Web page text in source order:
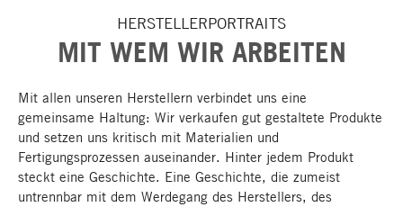
HERSTELLERPORTRAITS
MIT WEM WIR ARBEITEN
Mit allen unseren Herstellern verbindet uns eine
gemeinsame Haltung: Wir verkaufen gut gestaltete Produkte
und setzen uns kritisch mit Materialien und
Fertigungsprozessen auseinander. Hinter jedem Produkt
steckt eine Geschichte. Eine Geschichte, die zumeist
untrennbar mit dem Werdegang des Herstellers, des